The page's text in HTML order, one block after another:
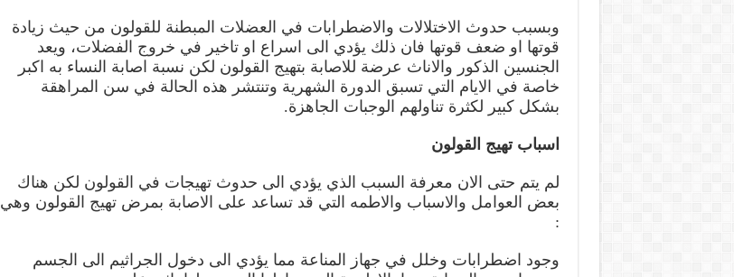
وبسبب حدوث الاختلالات والاضطرابات في العضلات المبطنة للقولون من حيث زيادة
قوتها او ضعف قوتها فان ذلك يؤدي الى اسراع او تاخير في خروج الفضلات، ويعد
الجنسين الذكور والاناث عرضة للاصابة بتهيج القولون لكن نسبة اصابة النساء به اكبر
خاصة في الايام التي تسبق الدورة الشهرية وتنتشر هذه الحالة في سن المراهقة
بشكل كبير لكثرة تناولهم الوجبات الجاهزة.
اسباب تهيج القولون
لم يتم حتى الان معرفة السبب الذي يؤدي الى حدوث تهيجات في القولون لكن هناك
بعض العوامل والاسباب والاطمه التي قد تساعد على الاصابة بمرض تهيج القولون وهي
:
وجود اضطرابات وخلل في جهاز المناعة مما يؤدي الى دخول الجراثيم الى الجسم